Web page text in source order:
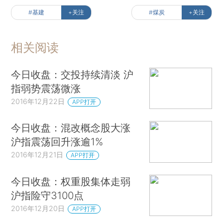
#基建 +关注 #煤炭 +关注
相关阅读
今日收盘：交投持续清淡 沪
指弱势震荡微涨
2016年12月22日 APP打开
今日收盘：混改概念股大涨
沪指震荡回升涨逾1%
2016年12月21日 APP打开
今日收盘：权重股集体走弱
沪指险守3100点
2016年12月20日 APP打开